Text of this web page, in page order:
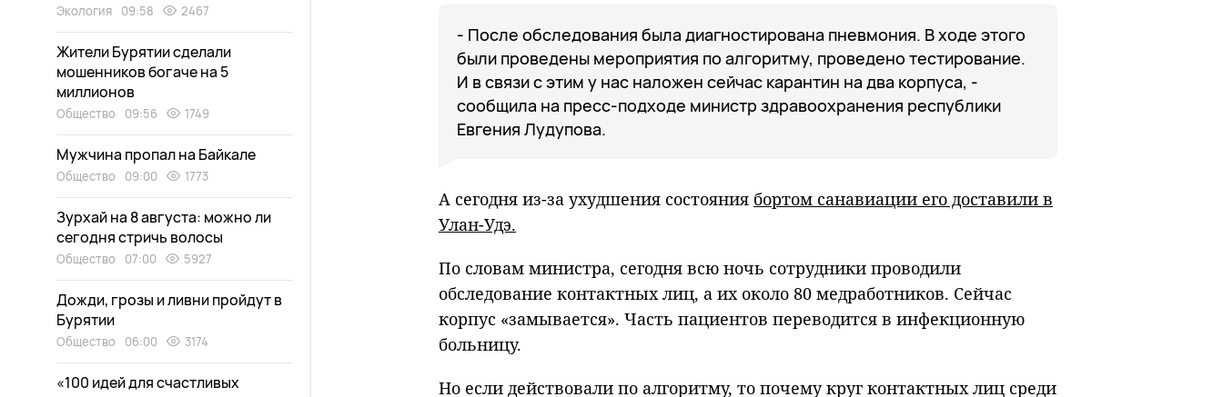
- После обследования была диагностирована пневмония. В ходе этого
были проведены мероприятия по алгоритму, проведено тестирование.
И в связи с этим у нас наложен сейчас карантин на два корпуса, -
сообщила на пресс-подходе министр здравоохранения республики
Евгения Лудупова.
А сегодня из-за ухудшения состояния бортом санавиации его доставили в
Улан-Удэ.
По словам министра, сегодня всю ночь сотрудники проводили
обследование контактных лиц, а их около 80 медработников. Сейчас
корпус «замывается». Часть пациентов переводится в инфекционную
больницу.
Но если действовали по алгоритму, то почему круг контактных лиц среди
Экология 09:58 2467
Жители Бурятии сделали
мошенников богаче на 5
миллионов
Общество 09:56 1749
Мужчина пропал на Байкале
Общество 09:00 1773
Зурхай на 8 августа: можно ли
сегодня стричь волосы
Общество 07:00 5927
Дожди, грозы и ливни пройдут в
Бурятии
Общество 06:00 3174
«100 идей для счастливых